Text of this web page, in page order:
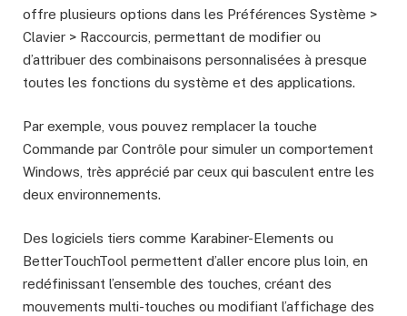
offre plusieurs options dans les Préférences Système >
Clavier > Raccourcis, permettant de modifier ou
d’attribuer des combinaisons personnalisées à presque
toutes les fonctions du système et des applications.
Par exemple, vous pouvez remplacer la touche
Commande par Contrôle pour simuler un comportement
Windows, très apprécié par ceux qui basculent entre les
deux environnements.
Des logiciels tiers comme Karabiner-Elements ou
BetterTouchTool permettent d’aller encore plus loin, en
redéfinissant l’ensemble des touches, créant des
mouvements multi-touches ou modifiant l’affichage des